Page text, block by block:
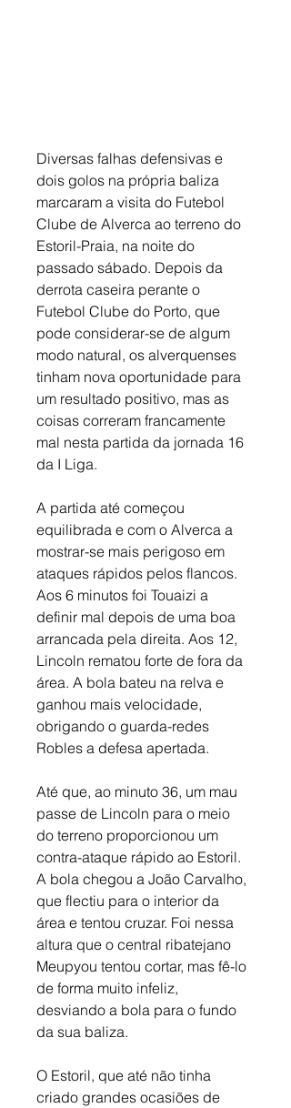
Diversas falhas defensivas e
dois golos na própria baliza
marcaram a visita do Futebol
Clube de Alverca ao terreno do
Estoril-Praia, na noite do
passado sábado. Depois da
derrota caseira perante o
Futebol Clube do Porto, que
pode considerar-se de algum
modo natural, os alverquenses
tinham nova oportunidade para
um resultado positivo, mas as
coisas correram francamente
mal nesta partida da jornada 16
da I Liga.
A partida até começou
equilibrada e com o Alverca a
mostrar-se mais perigoso em
ataques rápidos pelos flancos.
Aos 6 minutos foi Touaizi a
definir mal depois de uma boa
arrancada pela direita. Aos 12,
Lincoln rematou forte de fora da
área. A bola bateu na relva e
ganhou mais velocidade,
obrigando o guarda-redes
Robles a defesa apertada.
Até que, ao minuto 36, um mau
passe de Lincoln para o meio
do terreno proporcionou um
contra-ataque rápido ao Estoril.
A bola chegou a João Carvalho,
que flectiu para o interior da
área e tentou cruzar. Foi nessa
altura que o central ribatejano
Meupyou tentou cortar, mas fê-lo
de forma muito infeliz,
desviando a bola para o fundo
da sua baliza.
O Estoril, que até não tinha
criado grandes ocasiões de